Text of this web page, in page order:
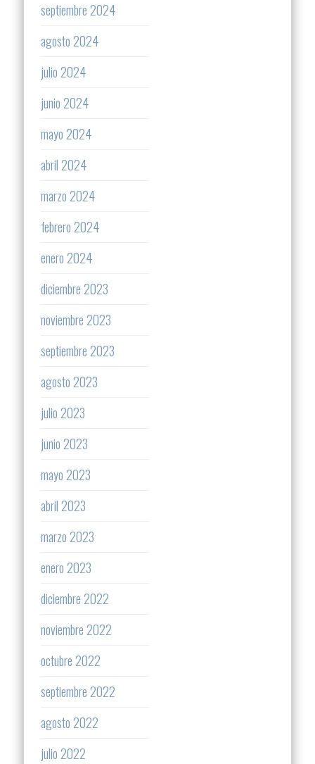
septiembre 2024
agosto 2024
julio 2024
junio 2024
mayo 2024
abril 2024
marzo 2024
febrero 2024
enero 2024
diciembre 2023
noviembre 2023
septiembre 2023
agosto 2023
julio 2023
junio 2023
mayo 2023
abril 2023
marzo 2023
enero 2023
diciembre 2022
noviembre 2022
octubre 2022
septiembre 2022
agosto 2022
julio 2022